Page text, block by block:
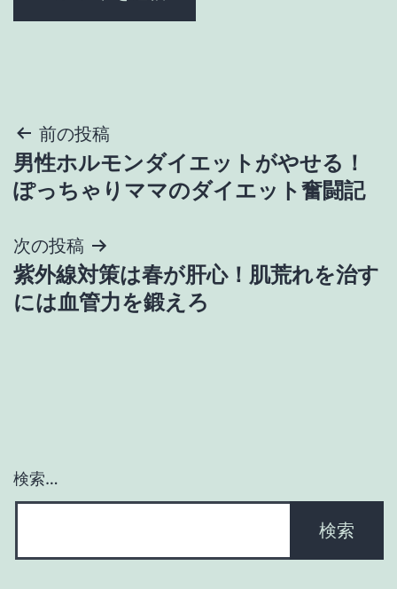
投
稿
ビ
ゲ
ン
前の投稿
男性ホルモンダイエットがやせる！
ぽっちゃりママのダイエット奮闘記
次の投稿
紫外線対策は春が肝心！肌荒れを治す
には血管力を鍛えろ
検索…